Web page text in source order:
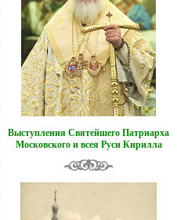
Выступления Святейшего Патриарха
Московского и всея Руси Кирилла